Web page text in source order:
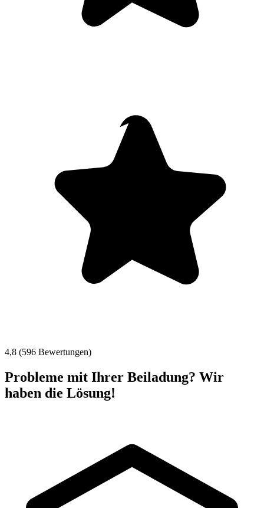
4,8 (596 Bewertungen)
Probleme mit Ihrer Beiladung? Wir
haben die Lösung!